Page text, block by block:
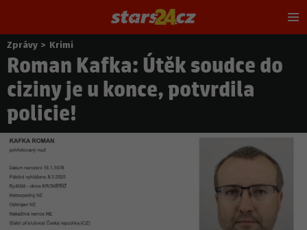
Nacházíte
se
zde:
Zprávy > Krimi
Roman Kafka: Útěk soudce do
ciziny je u konce, potvrdila
policie!